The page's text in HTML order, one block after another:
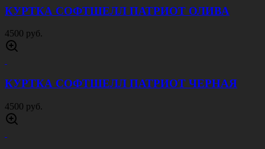
КУРТКА СОФТШЕЛЛ ПАТРИОТ ОЛИВА
4500 руб.
КУРТКА СОФТШЕЛЛ ПАТРИОТ ЧЕРНАЯ
4500 руб.